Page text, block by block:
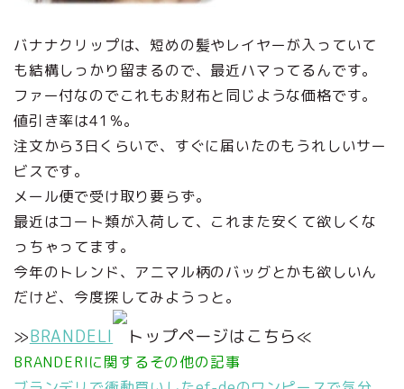
バナナクリップは、短めの髪やレイヤーが入っていて
も結構しっかり留まるので、最近ハマってるんです。
ファー付なのでこれもお財布と同じような価格です。
値引き率は41％。
注文から3日くらいで、すぐに届いたのもうれしいサー
ビスです。
メール便で受け取り要らず。
最近はコート類が入荷して、これまた安くて欲しくな
っちゃってます。
今年のトレンド、アニマル柄のバッグとかも欲しいん
だけど、今度探してみようっと。
≫BRANDELI トップページはこちら≪
BRANDERIに関するその他の記事